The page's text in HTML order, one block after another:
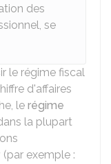
des
se
le régime fiscal
d'affaires
le régime
la plupart
exemple :